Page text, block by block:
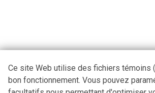
Ce site Web utilise des fichiers témoins (
bon fonctionnement. Vous pouvez